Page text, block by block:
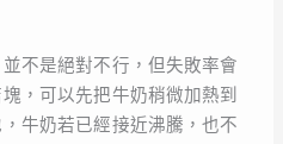
不是絕對不行，但失敗率會
，可以先把牛奶稍微加熱到
牛奶若已經接近沸騰，也不